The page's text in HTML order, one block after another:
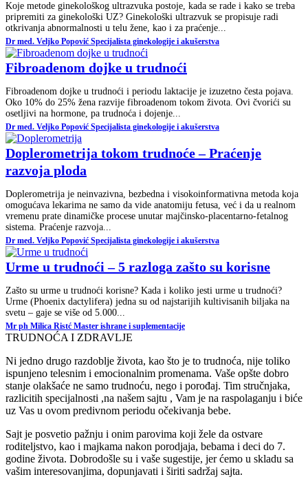
Koje metode ginekološkog ultrazvuka postoje, kada se rade i kako se treba
pripremiti za ginekološki UZ? Ginekološki ultrazvuk se propisuje radi
otkrivanja abnormalnosti u telu žene, kao i za praćenje...
Dr med. Veljko Popović Specijalista ginekologije i akušerstva
Fibroadenom dojke u trudnoći
Fibroadenom dojke u trudnoći i periodu laktacije je izuzetno česta pojava.
Oko 10% do 25% žena razvije fibroadenom tokom života. Ovi čvorići su
osetljivi na hormone, pa trudnoća i dojenje...
Dr med. Veljko Popović Specijalista ginekologije i akušerstva
Doplerometrija tokom trudnoće – Praćenje
razvoja ploda
Doplerometrija je neinvazivna, bezbedna i visokoinformativna metoda koja
omogućava lekarima ne samo da vide anatomiju fetusa, već i da u realnom
vremenu prate dinamičke procese unutar majčinsko-placentarno-fetalnog
sistema. Praćenje razvoja...
Dr med. Veljko Popović Specijalista ginekologije i akušerstva
Urme u trudnoći – 5 razloga zašto su korisne
Zašto su urme u trudnoći korisne? Kada i koliko jesti urme u trudnoći?
Urme (Phoenix dactylifera) jedna su od najstarijih kultivisanih biljaka na
svetu – gaje se više od 5.000...
Mr ph Milica Ristć Master ishrane i suplementacije
TRUDNOĆA I ZDRAVLJE
Ni jedno drugo razdoblje života, kao što je to trudnoća, nije toliko
ispunjeno telesnim i emocionalnim promenama. Vaše opšte dobro
stanje olakšaće ne samo trudnoću, nego i porođaj. Tim stručnjaka,
razlicitih specijalnosti ,na našem sajtu , Vam je na raspolaganju i biće
uz Vas u ovom predivnom periodu očekivanja bebe.
Sajt je posvetio pažnju i onim parovima koji žele da ostvare
roditeljstvo, kao i majkama nakon porodjaja, bebama i deci do 7.
godine života. Dobrodošle su i vaše sugestije, jer ćemo u skladu sa
vašim interesovanjima, dopunjavati i širiti sadržaj sajta.